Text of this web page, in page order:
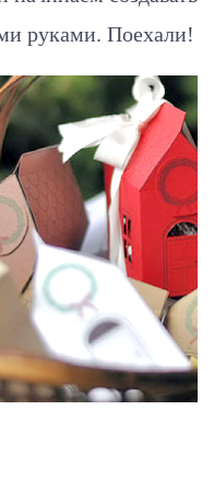
руками. Поехали!